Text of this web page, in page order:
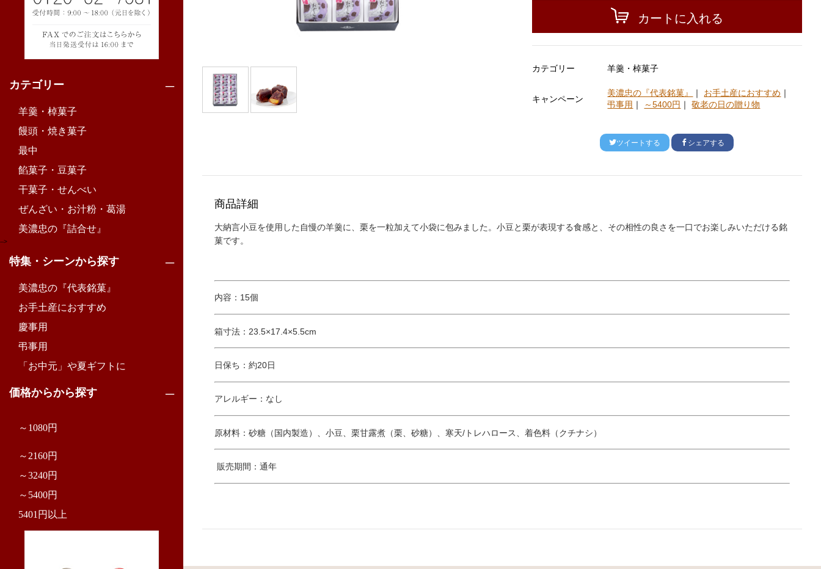
カテゴリー
羊羹・棹菓子
饅頭・焼き菓子
最中
餡菓子・豆菓子
干菓子・せんべい
ぜんざい・お汁粉・葛湯
美濃忠の『詰合せ』
-->
特集・シーンから探す
美濃忠の『代表銘菓』
お手土産におすすめ
慶事用
弔事用
「お中元」や夏ギフトに
価格からから探す
～1080円
～2160円
～3240円
～5400円
5401円以上
カートに入れる
カテゴリー 羊羹・棹菓子
キャンペーン
美濃忠の『代表銘菓』 ｜ お手土産におすすめ ｜
弔事用 ｜ ～5400円 ｜敬老の日の贈り物
ツイートする シェアする
商品詳細
大納言小豆を使用した自慢の羊羹に、栗を一粒加えて小袋に包みました。小豆と栗が表現する食感と、その相性の良さを一口でお楽しみいただける銘
菓です。
内容：15個
箱寸法：23.5×17.4×5.5cm
日保ち：約20日
アレルギー：なし
原材料：砂糖（国内製造）、小豆、栗甘露煮（栗、砂糖）、寒天/トレハロース、着色料（クチナシ）
販売期間：通年